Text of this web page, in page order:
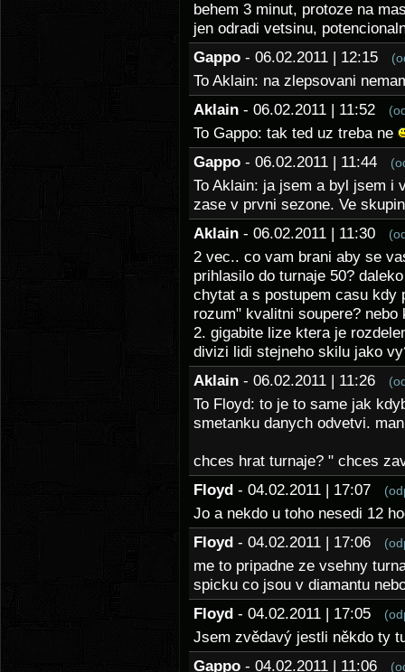
behem 3 minut, protoze na
jen odradi vetsinu,
Gappo - 06.02.2011 | 12:15
To Aklain: na zlepsovani
Aklain - 06.02.2011 | 11:52
To Gappo: tak ted uz treba ne
Gappo - 06.02.2011 | 11:44
To Aklain: ja jsem a byl jsem i
zase v prvni sezone. Ve
Aklain - 06.02.2011 | 11:30
2 vec.. co vam brani aby se
prihlasilo do turnaje 50?
chytat a s postupem casu kdy
rozum" kvalitni soupere?
2. gigabite lize ktera je
divizi lidi stejneho skilu jako
Aklain - 06.02.2011 | 11:26
To Floyd: to je to same jak
smetanku danych odvetvi.
chces hrat turnaje? " chces
Floyd - 04.02.2011 | 17:07
Jo a nekdo u toho nesedi 12
Floyd - 04.02.2011 | 17:06
me to pripadne ze vsehny
spicku co jsou v diamantu
Floyd - 04.02.2011 | 17:05
Jsem zvědavý jestli někdo ty
Gappo - 04.02.2011 | 11:06